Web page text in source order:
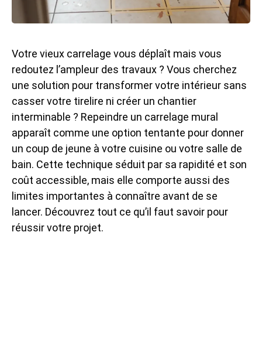
Votre vieux carrelage vous déplaît mais vous
redoutez l’ampleur des travaux ? Vous cherchez
une solution pour transformer votre intérieur sans
casser votre tirelire ni créer un chantier
interminable ? Repeindre un carrelage mural
apparaît comme une option tentante pour donner
un coup de jeune à votre cuisine ou votre salle de
bain. Cette technique séduit par sa rapidité et son
coût accessible, mais elle comporte aussi des
limites importantes à connaître avant de se
lancer. Découvrez tout ce qu’il faut savoir pour
réussir votre projet.